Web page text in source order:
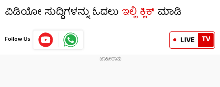
ವಿಡಿಯೋ ಸುದ್ದಿಗಳನ್ನು ಓದಲು ಇಲ್ಲಿ ಕ್ಲಿಕ್ ಮಾಡಿ
Follow Us LIVE TV